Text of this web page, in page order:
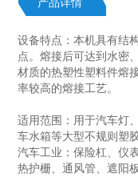
设备特点：本机具有结
点。熔接后可达到水密
材质的热塑性塑料件熔
率较高的熔接工艺。
适用范围：用于汽车灯
车水箱等大型不规则塑
汽车工业：保险杠、仪
热护栅、通风管、遮阳板